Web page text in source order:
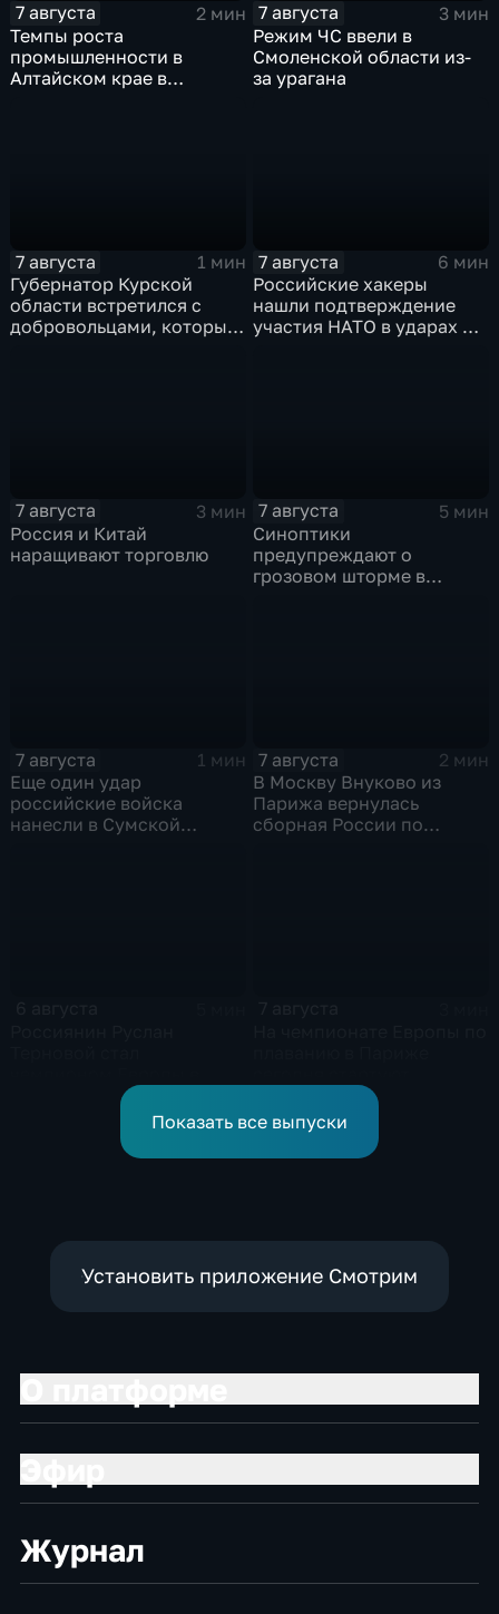
7 августа
2 мин
Темпы роста
промышленности в
Алтайском крае в
7 августа
3 мин
Режим ЧС ввели в
Смоленской области из-
за урагана
7 августа
1 мин
Губернатор Курской
области встретился с
добровольцами, которые
7 августа
6 мин
Российские хакеры
нашли подтверждение
участия НАТО в ударах по
7 августа
3 мин
Россия и Китай
наращивают торговлю
7 августа
5 мин
Синоптики
предупреждают о
грозовом шторме в
7 августа
1 мин
Еще один удар
российские войска
нанесли в Сумской
7 августа
2 мин
В Москву Внуково из
Парижа вернулась
сборная России по
прыжках в воду с 10-ти
метровой вышки
соревнования по хай-
дайвингу
Показать все выпуски
Установить приложение Смотрим
Журнал